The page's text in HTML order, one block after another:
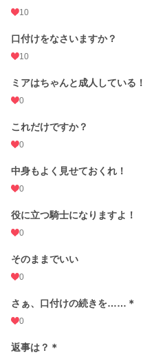
10
口付けをなさいますか？
10
ミアはちゃんと成人している！
0
これだけですか？
0
中身もよく見せておくれ！
0
役に立つ騎士になりますよ！
0
そのままでいい
0
さぁ、口付けの続きを……＊
0
返事は？＊